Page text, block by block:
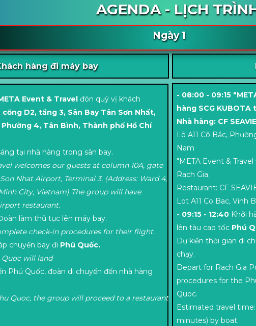
AGENDA - LỊCH
Event & Travel đón quý vị khách
D2, tầng 3, Sân Bay Tân Sơn Nhất,
4, Tân Bình, Thành phố Hồ Chí
tại nhà hàng trong sân bay.
welcomes our guests at column 10A, gate
Nhat Airport, Terminal 3. (Address: Ward 4,
City, Vietnam) The group will have
restaurant.
làm thủ tục lên máy bay.
check-in procedures for their flight.
chuyến bay đi Phú Quốc.
will land
Quốc, đoàn di chuyển đến nhà hàng
Quoc, the group will proceed to a restaurant
hàng đi máy bay
- 08:00 - 09:15
hàng SCG KUBOTA
Nhà hàng: CF
Lô A11 Cô Bắc,
Nam
"META Event &
Rach Gia.
Restaurant: CF
Lot A11 Co Bac, Vinh
- 09:15 - 12:40 Khởi
lên tàu cao tốc Phú
Dự kiến thời gian di
chạy.
Depart for Rach Gia
procedures for the
Quoc.
Estimated travel
minutes) by boat.
Ngày 1